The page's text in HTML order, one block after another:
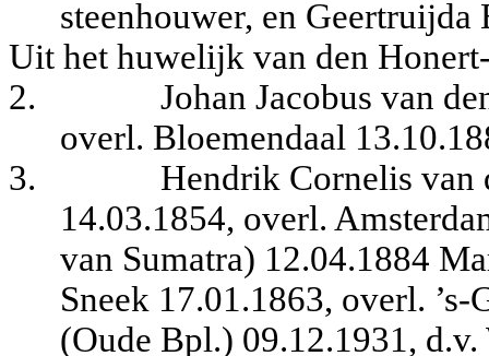
steenhouwer, en
Uit het huwelijk van den
2.
Johan Jacobus van
overl. Bloemendaal
3.
Hendrik Cornelis van
14.03.1854, overl.
van Sumatra) 12.04.1884
Sneek 17.01.1863, overl.
(Oude Bpl.) 09.12.1931,